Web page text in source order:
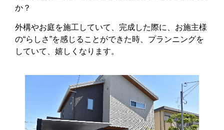
か？
外構やお庭を施工していて、完成した際に、お施主様
の“らしさ”を感じることができた時、プランニングを
していて、嬉しくなります。